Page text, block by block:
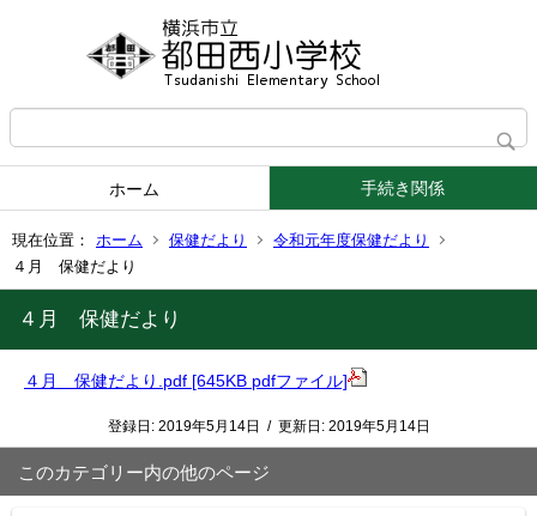
ホーム 手続き関係
現在位置： ホーム 保健だより
令和元年度保健だより
４月 保健だより
４月 保健だより
４月 保健だより.pdf [645KB pdfファイル]
登録日: 2019年5月14日 / 更新日: 2019年5月14日
このカテゴリー内の他のページ